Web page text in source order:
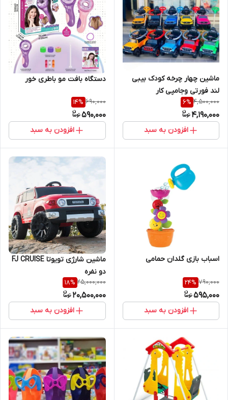
ماشین چهار چرخه کودک بیبی
لند فورتی و‌جامپی کار
4,500,000
6%
4,190,000
افزودن به سبد
دستگاه بافت مو باطری خور
690,000
14%
590,000
افزودن به سبد
اسباب بازی گلدان حمامی
790,000
24%
595,000
افزودن به سبد
ماشین شارژی تویوتا FJ CRUISE
دو نفره
25,000,000
18%
20,500,000
افزودن به سبد